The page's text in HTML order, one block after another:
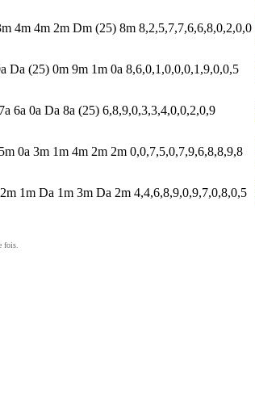
m 4m 4m 2m Dm (25) 8m 8,2,5,7,7,6,6,8,0,2,0,0
a Da (25) 0m 9m 1m 0a 8,6,0,1,0,0,0,1,9,0,0,5
7a 6a 0a Da 8a (25) 6,8,9,0,3,3,4,0,0,2,0,9
5m 0a 3m 1m 4m 2m 2m 0,0,7,5,0,7,9,6,8,8,9,8
2m 1m Da 1m 3m Da 2m 4,4,6,8,9,0,9,7,0,8,0,5
fois.